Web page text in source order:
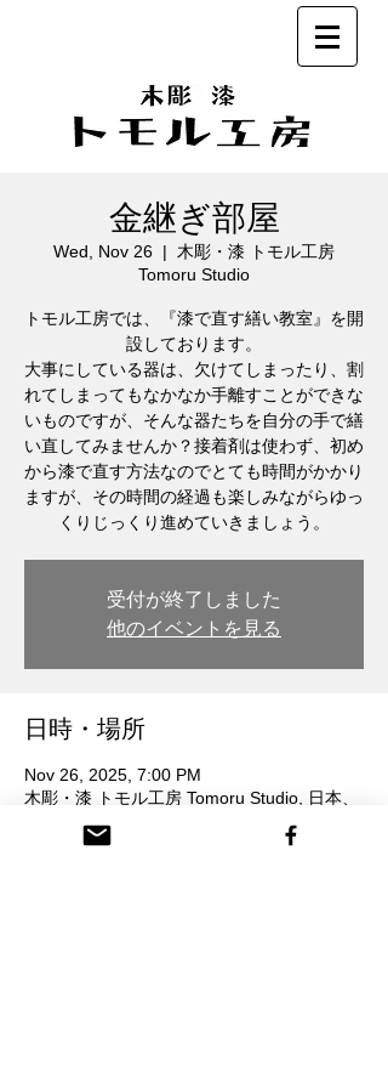
金継ぎ部屋
Wed, Nov 26
  |
木彫・漆 トモル工房
Tomoru Studio
トモル工房では、『漆で直す繕い教室』を開
設しております。
大事にしている器は、欠けてしまったり、割
れてしまってもなかなか手離すことができな
いものですが、そんな器たちを自分の手で繕
い直してみませんか？接着剤は使わず、初め
から漆で直す方法なのでとても時間がかかり
ますが、その時間の経過も楽しみながらゆっ
くりじっくり進めていきましょう。
受付が終了しました
他のイベントを見る
日時・場所
Nov 26, 2025, 7:00 PM
木彫・漆 トモル工房 Tomoru Studio, 日本、
〒932-0217 富山県南砺市本町３丁目 26番